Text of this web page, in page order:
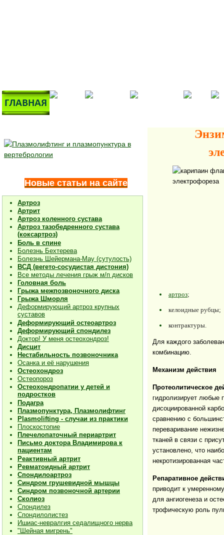
Новые статьи на сайте
Артроз
Артрит
Артроз коленного сустава
Артроз тазобедренного сустава
(коксартроз)
Боль в спине
Болезнь Бехтерева
Болезнь Шейермана-Мау (сутулость)
ВСД (вегето-сосудистая дистония)
Все методы лечения грыж м/п дисков
Головная боль
Грыжа межпозвоночного диска
Грыжа Шморля
Деформирующий артроз крупных
суставов
Деформирующий остеоартроз
Деформирующий спондилез
Доктор! У меня остеохондроз!
Дисцит
Нестабильность позвоночника
Осанка и её нарушения
Остеохондроз
Остеопороз
Остеохондропатии у детей и
подростков
Подагра
Плазмопунктура, Плазмолифтинг
Plasmolifting - случаи из практики
Плоскостопие
Плечелопаточный периартрит
Письмо доктора Владимирова к
пациентам
Реактивный артрит
Ревматоидный артрит
Спондилоартроз
Синдром грушевидной мышцы
Синдром позвоночной артерии
Сколиоз
Спондилез
Спондилолистез
Ишиас-невралгия седалищного нерва
"Шейная мигрень"
артроз;
келоидные рубцы;
контрактуры.
Для каждого
комбинацию.
Механизм действия
Протеолитическое
гидролизирует любые
дисоциированной
сравнению с
переваривание
тканей в связи с
установлено, что
некротизированная
Репаративное
приводит к
для ангиогенеза и
трофическую роль